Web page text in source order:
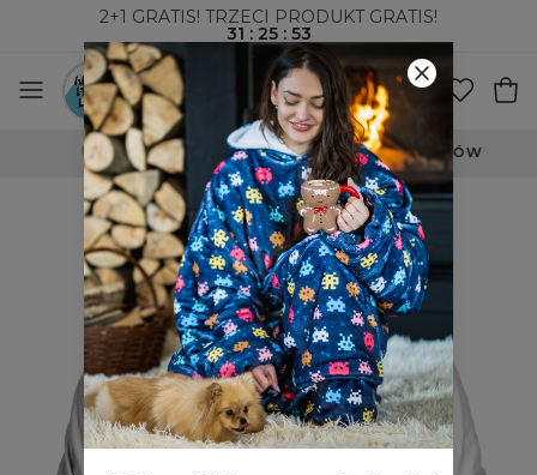
2+1 GRATIS! TRZECI PRODUKT GRATIS!
31 : 25 :52
WYSYŁKA ZA POBRANIEM I DO PACZKOMATÓW